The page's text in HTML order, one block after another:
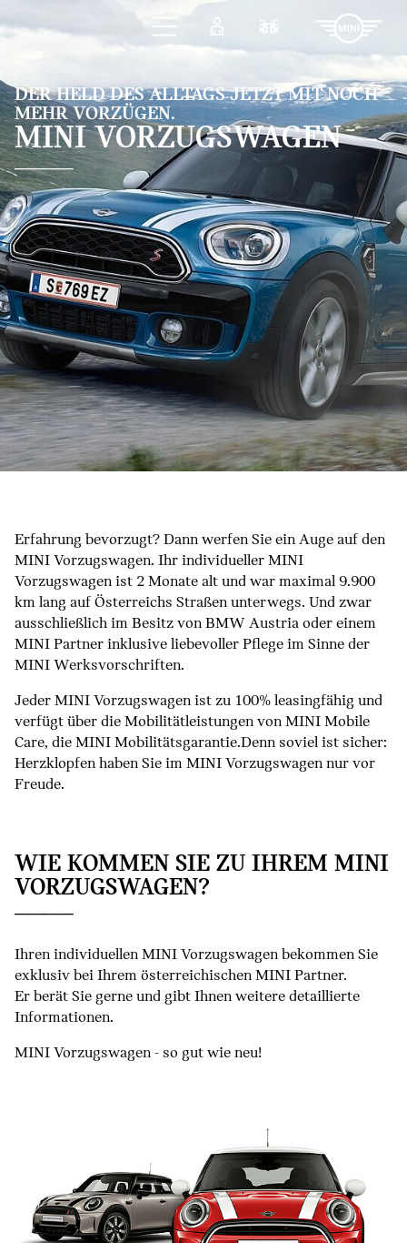
Zum Hauptinhalt springen
Anmelden
DER HELD DES ALLTAGS JETZT MIT NOCH
MEHR VORZÜGEN.
MINI VORZUGSWAGEN
Erfahrung bevorzugt? Dann werfen Sie ein Auge auf den
MINI Vorzugswagen. Ihr individueller MINI
Vorzugswagen ist 2 Monate alt und war maximal 9.900
km lang auf Österreichs Straßen unterwegs. Und zwar
ausschließlich im Besitz von BMW Austria oder einem
MINI Partner inklusive liebevoller Pflege im Sinne der
MINI Werksvorschriften.
Jeder MINI Vorzugswagen ist zu 100% leasingfähig und
verfügt über die Mobilitätleistungen von MINI Mobile
Care, die MINI Mobilitätsgarantie.Denn soviel ist sicher:
Herzklopfen haben Sie im MINI Vorzugswagen nur vor
Freude.
WIE KOMMEN SIE ZU IHREM MINI
VORZUGSWAGEN?
Ihren individuellen MINI Vorzugswagen bekommen Sie
exklusiv bei Ihrem österreichischen MINI Partner.
Er berät Sie gerne und gibt Ihnen weitere detaillierte
Informationen.
MINI Vorzugswagen - so gut wie neu!